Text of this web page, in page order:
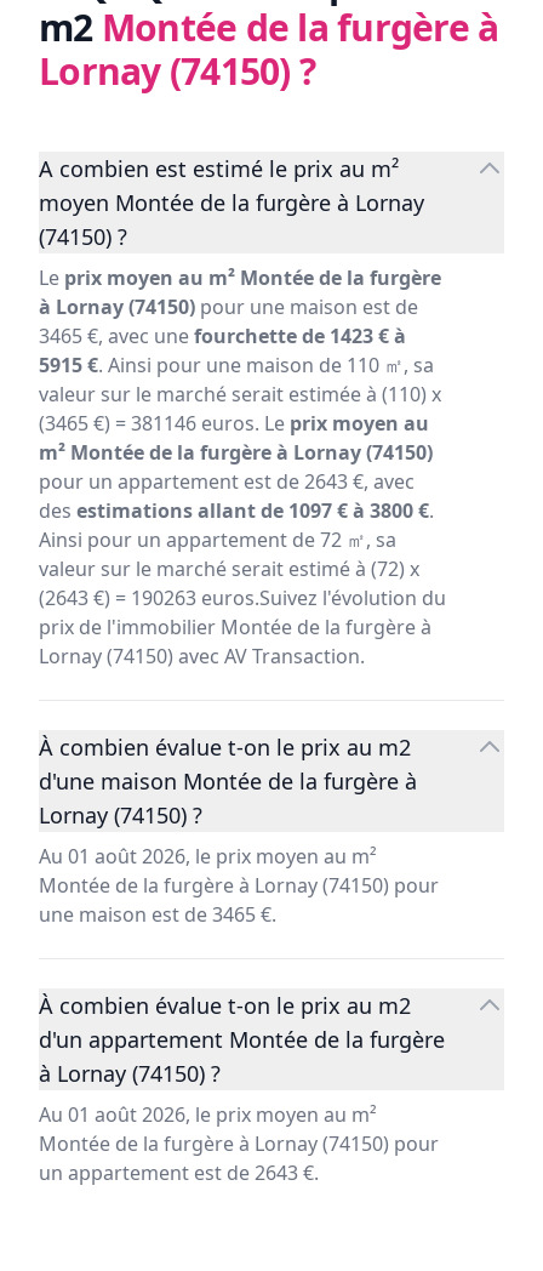
m2 Montée de la furgère à
Lornay (74150)?
A combien est estimé le prix au m²
moyen Montée de la furgère à Lornay
(74150) ?
Le prix moyen au m² Montée de la furgère
à Lornay (74150) pour une maison est de
3465 €, avec unefourchette de 1423 € à
5915 €. Ainsi pour une maison de 110 ㎡, sa
valeur sur le marché serait estimée à (110) x
(3465 €) = 381146 euros. Le prix moyen au
m² Montée de la furgère à Lornay (74150)
pour un appartement est de 2643 €, avec
des estimations allant de 1097 € à 3800 €.
Ainsi pour un appartement de 72 ㎡, sa
valeur sur le marché serait estimé à (72) x
(2643 €) = 190263 euros.Suivez l'évolution du
prix de l'immobilier Montée de la furgère à
Lornay (74150) avec AV Transaction.
À combien évalue t-on le prix au m2
d'une maison Montée de la furgère à
Lornay (74150) ?
Au 01 août 2026, le prix moyen au m²
Montée de la furgère à Lornay (74150) pour
une maison est de 3465 €.
À combien évalue t-on le prix au m2
d'un appartement Montée de la furgère
à Lornay (74150) ?
Au 01 août 2026, le prix moyen au m²
Montée de la furgère à Lornay (74150) pour
un appartement est de 2643 €.